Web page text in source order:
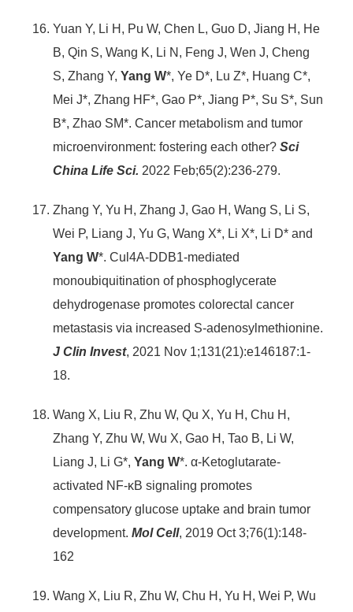
Yuan Y, Li H, Pu W, Chen L, Guo D, Jiang H, He
B, Qin S, Wang K, Li N, Feng J, Wen J, Cheng
S, Zhang Y,Yang W*, Ye D*, Lu Z*, Huang C*,
Mei J*, Zhang HF*, Gao P*, Jiang P*, Su S*, Sun
B*, Zhao SM*. Cancer metabolism and tumor
microenvironment: fostering each other?Sci
China Life Sci. 2022 Feb;65(2):236-279.
Zhang Y, Yu H, Zhang J, Gao H, Wang S, Li S,
Wei P, Liang J, Yu G, Wang X*, Li X*, Li D* and
Yang W*. Cul4A-DDB1-mediated
monoubiquitination of phosphoglycerate
dehydrogenase promotes colorectal cancer
metastasis via increased S-adenosylmethionine.
J Clin Invest, 2021 Nov 1;131(21):e146187:1-
18.
Wang X, Liu R, Zhu W, Qu X, Yu H, Chu H,
Zhang Y, Zhu W, Wu X, Gao H, Tao B, Li W,
Liang J, Li G*,Yang W*. α-Ketoglutarate-
activated NF-κB signaling promotes
compensatory glucose uptake and brain tumor
development.Mol Cell, 2019 Oct 3;76(1):148-
162
Wang X, Liu R, Zhu W, Chu H, Yu H, Wei P, Wu